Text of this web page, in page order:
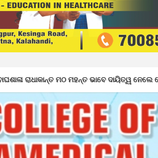
ମହନ୍ତ ଭାବେ ଦାୟିତ୍ୱ ନେଲେ ଗୋପାଳ ଦାସଜୀ ମହାରାଜ